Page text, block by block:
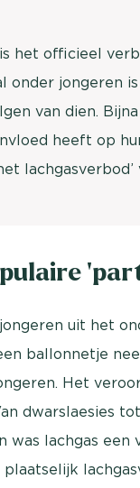
het officieel
onder jongeren
van dien.
heeft op
uit het
ballonnetje
Het
dwarslaesies
was lachgas